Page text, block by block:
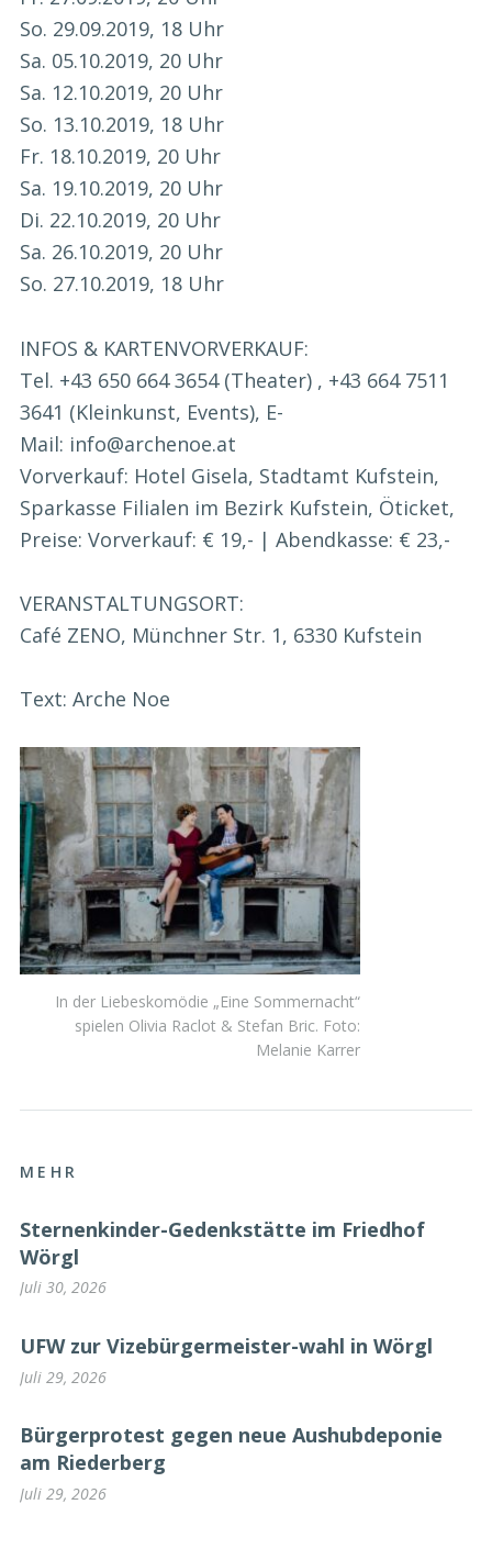
So. 29.09.2019, 18 Uhr
Sa. 05.10.2019, 20 Uhr
Sa. 12.10.2019, 20 Uhr
So. 13.10.2019, 18 Uhr
Fr. 18.10.2019, 20 Uhr
Sa. 19.10.2019, 20 Uhr
Di. 22.10.2019, 20 Uhr
Sa. 26.10.2019, 20 Uhr
So. 27.10.2019, 18 Uhr
INFOS & KARTENVORVERKAUF:
Tel. +43 650 664 3654 (Theater) , +43 664 7511
3641 (Kleinkunst, Events), E-
Mail: info@archenoe.at
Vorverkauf: Hotel Gisela, Stadtamt Kufstein,
Sparkasse Filialen im Bezirk Kufstein, Öticket,
Preise: Vorverkauf: € 19,- | Abendkasse: € 23,-
VERANSTALTUNGSORT:
Café ZENO, Münchner Str. 1, 6330 Kufstein
Text: Arche Noe
In der Liebeskomödie „Eine Sommernacht“
spielen Olivia Raclot & Stefan Bric. Foto:
Melanie Karrer
MEHR
Sternenkinder-Gedenkstätte im Friedhof
Wörgl
Juli 30, 2026
UFW zur Vizebürgermeister-wahl in Wörgl
Juli 29, 2026
Bürgerprotest gegen neue Aushubdeponie
am Riederberg
Juli 29, 2026